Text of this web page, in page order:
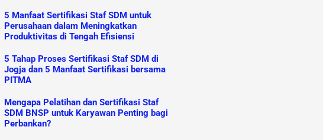
5 Manfaat Sertifikasi Staf SDM untuk
Perusahaan dalam Meningkatkan
Produktivitas di Tengah Efisiensi
5 Tahap Proses Sertifikasi Staf SDM di
Jogja dan 5 Manfaat Sertifikasi bersama
PITMA
Mengapa Pelatihan dan Sertifikasi Staf
SDM BNSP untuk Karyawan Penting bagi
Perbankan?